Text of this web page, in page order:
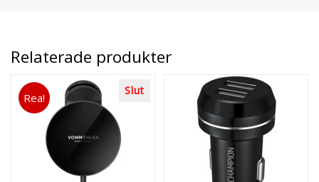
Relaterade produkter
Rea!
Slut